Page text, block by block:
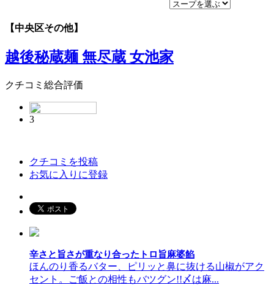
【中央区その他】
越後秘蔵麺 無尽蔵 女池家
クチコミ総合評価
3
クチコミを投稿
お気に入りに登録
辛さと旨さが重なり合ったトロ旨麻婆餡
ほんのり香るバター、ピリッと鼻に抜ける山椒がアク
セント。ご飯との相性もバツグン!!〆は麻...